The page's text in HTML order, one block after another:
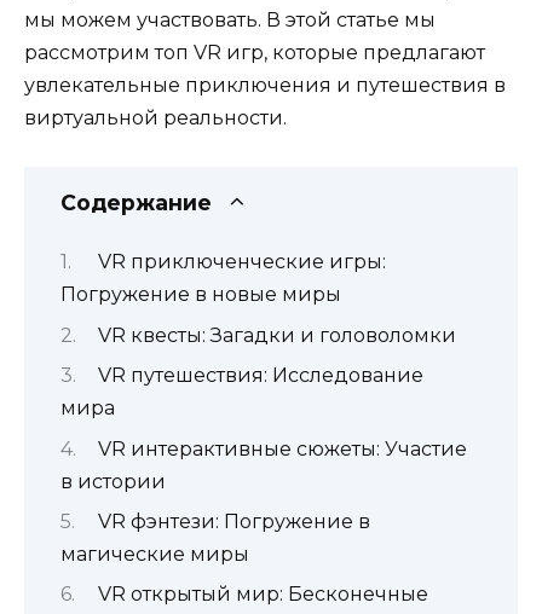
мы можем участвовать. В этой статье мы
рассмотрим топ VR игр, которые предлагают
увлекательные приключения и путешествия в
виртуальной реальности.
Содержание
VR приключенческие игры:
Погружение в новые миры
VR квесты: Загадки и головоломки
VR путешествия: Исследование
мира
VR интерактивные сюжеты: Участие
в истории
VR фэнтези: Погружение в
магические миры
VR открытый мир: Бесконечные